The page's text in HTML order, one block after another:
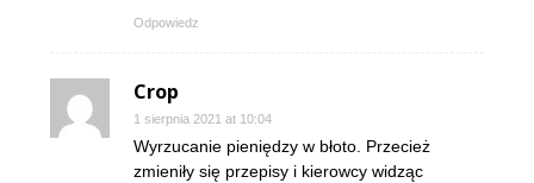
Odpowiedz
Crop
1 sierpnia 2021 at 10:04
Wyrzucanie pieniędzy w błoto. Przecież
zmieniły się przepisy i kierowcy widząc